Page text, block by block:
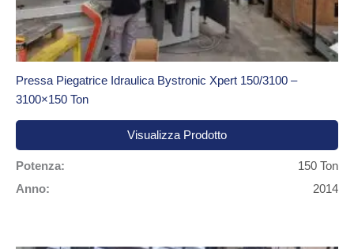
Pressa Piegatrice Idraulica Bystronic Xpert 150/3100 –
3100×150 Ton
Visualizza Prodotto
Potenza:
150 Ton
Anno:
2014